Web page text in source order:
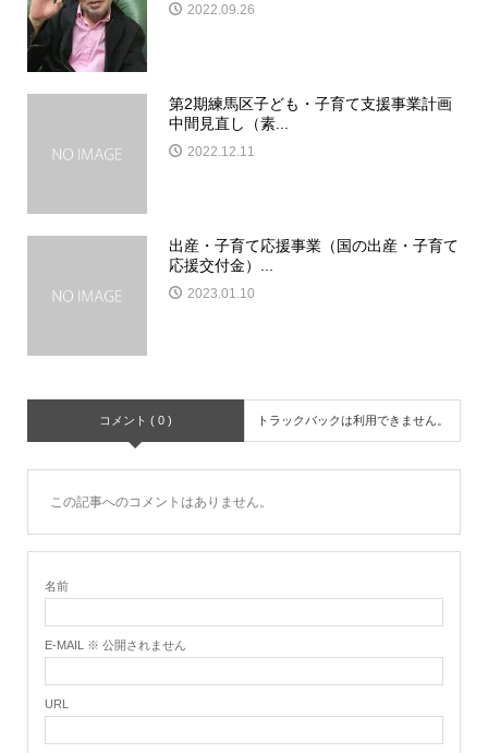
2022.09.26
第2期練馬区子ども・子育て支援事業計画
中間見直し（素...
2022.12.11
出産・子育て応援事業（国の出産・子育て
応援交付金）...
2023.01.10
コメント ( 0 ) トラックバックは利用できません。
この記事へのコメントはありません。
名前
E-MAIL ※ 公開されません
URL